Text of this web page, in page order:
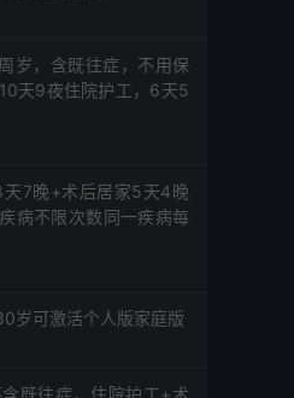
岁，含既往症，不用保
天9夜住院护工，6天5
7晚+术后居家5天4晚
病不限次数同一疾病每
岁可激活个人版家庭版
既往症，住院护工+术